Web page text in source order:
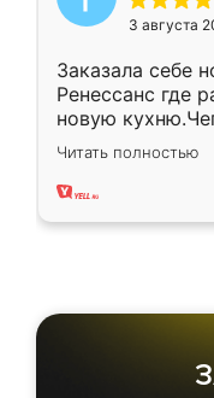
3 августа
Заказала себе
Ренессанс где
новую
вполне
два года,
Читать полностью